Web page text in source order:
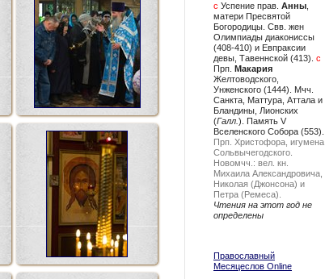
с Успение прав. Анны
матери Пресвятой
Богородицы. Свв. жен
Олимпиады диакониссы
(408-410) и Евпраксии
девы, Тавеннской (413). с
Прп. Макария
Желтоводского,
Унженского (1444). Мчч.
Санкта, Маттура, Аттала и
Бландины, Лионских
(Галл. ). Память V
Вселенского Собора (553).
Прп. Христофора, игумена
Сольвычегодского.
Новомчч.: вел. кн.
Михаила Александровича,
Николая (Джонсона) и
Петра (Ремеса).
Чтения на этот год не
определены
Православный
Месяцеслов Online